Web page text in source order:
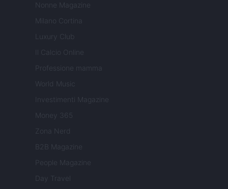
Nonne Magazine
Milano Cortina
Luxury Club
Il Calcio Online
Professione mamma
World Music
Investimenti Magazine
Money 365
Zona Nerd
B2B Magazine
People Magazine
Day Travel